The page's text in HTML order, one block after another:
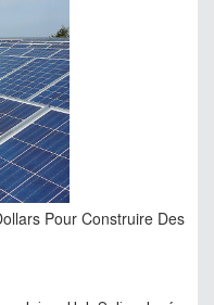
Pour Construire Des